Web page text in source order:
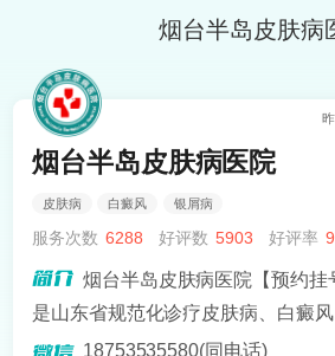
烟台半岛皮肤病
烟台半岛皮肤病医院
皮肤病 白癜风 银屑病
服务次数 6288 好评数 5903 好评率
烟台半岛皮肤病医院【预约挂
是山东省规范化诊疗皮肤病、白癜
院。熟悉皮肤病科常见病、多发病
18753535580(同电话)